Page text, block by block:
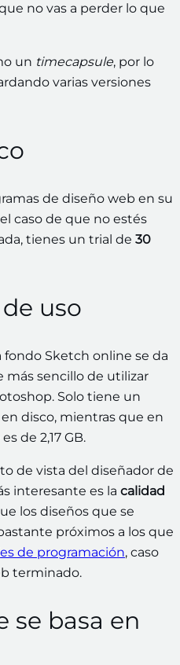
no vas a perder lo que
un timecapsule, por lo
varias versiones
de diseño web en su
caso de que no estés
tienes un trial de 30
uso
Sketch online se da
sencillo de utilizar
Solo tiene un
disco, mientras que en
de 2,17 GB.
de vista del diseñador de
interesante es la calidad
los diseños que se
próximos a los que
de programación, caso
terminado.
se basa en